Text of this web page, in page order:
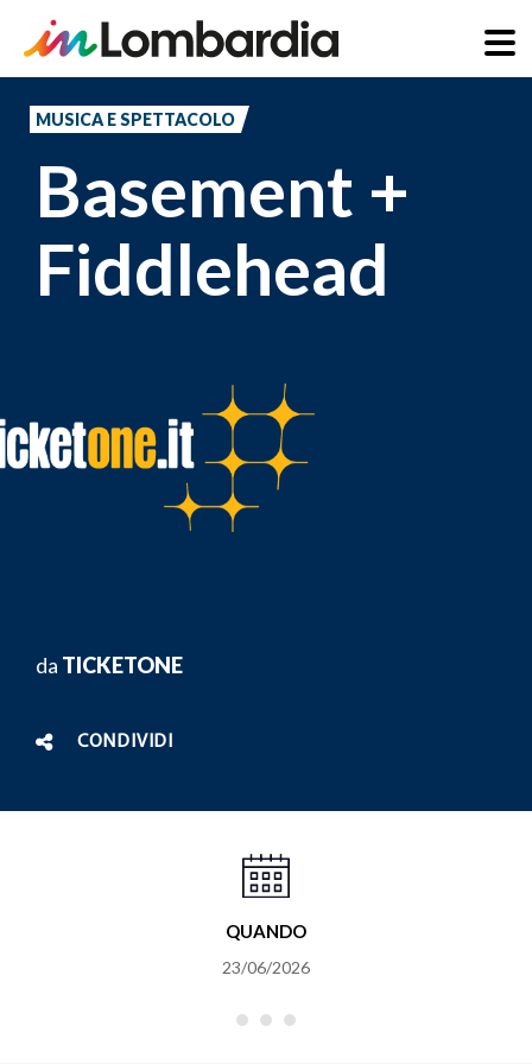
principale
MUSICA E SPETTACOLO
Basement +
Fiddlehead
da TICKETONE
CONDIVIDI
QUANDO
23/06/2026